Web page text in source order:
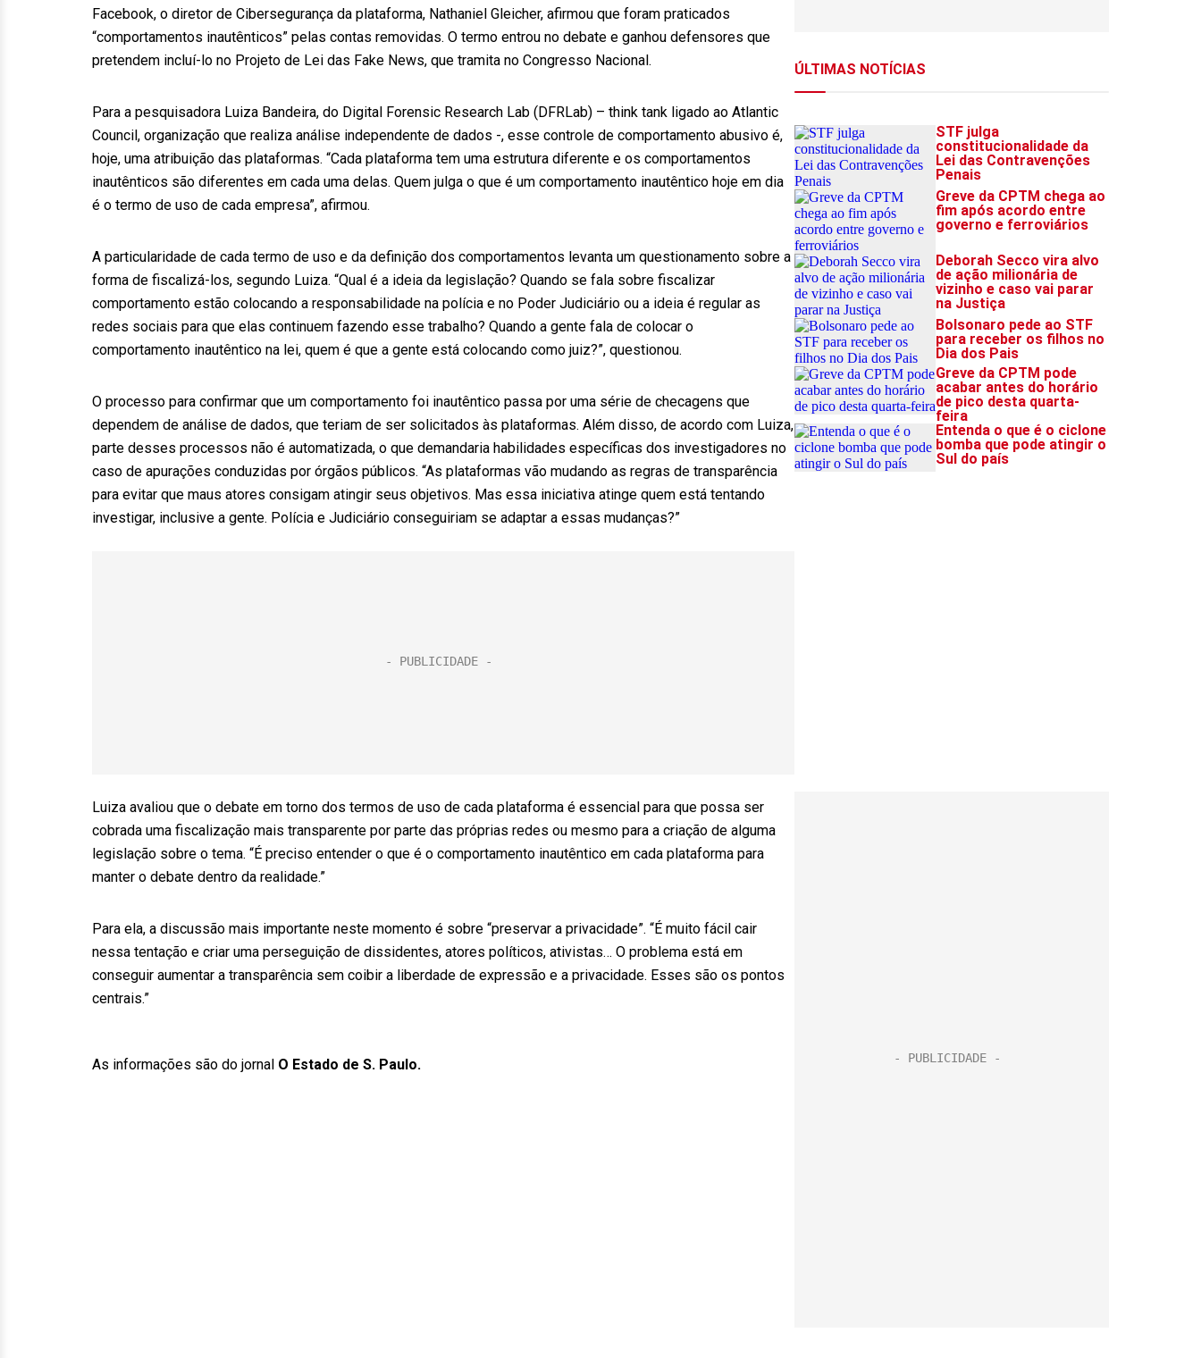
Facebook, o diretor de Cibersegurança da plataforma, Nathaniel Gleicher, afirmou que foram praticados
“comportamentos inautênticos” pelas contas removidas. O termo entrou no debate e ganhou defensores que
pretendem incluí-lo no Projeto de Lei das Fake News, que tramita no Congresso Nacional.
Para a pesquisadora Luiza Bandeira, do Digital Forensic Research Lab (DFRLab) – think tank ligado ao Atlantic
Council, organização que realiza análise independente de dados -, esse controle de comportamento abusivo é,
hoje, uma atribuição das plataformas. “Cada plataforma tem uma estrutura diferente e os comportamentos
inautênticos são diferentes em cada uma delas. Quem julga o que é um comportamento inautêntico hoje em dia
é o termo de uso de cada empresa”, afirmou.
A particularidade de cada termo de uso e da definição dos comportamentos levanta um questionamento sobre a
forma de fiscalizá-los, segundo Luiza. “Qual é a ideia da legislação? Quando se fala sobre fiscalizar
comportamento estão colocando a responsabilidade na polícia e no Poder Judiciário ou a ideia é regular as
redes sociais para que elas continuem fazendo esse trabalho? Quando a gente fala de colocar o
comportamento inautêntico na lei, quem é que a gente está colocando como juiz?”, questionou.
O processo para confirmar que um comportamento foi inautêntico passa por uma série de checagens que
dependem de análise de dados, que teriam de ser solicitados às plataformas. Além disso, de acordo com Luiza,
parte desses processos não é automatizada, o que demandaria habilidades específicas dos investigadores no
caso de apurações conduzidas por órgãos públicos. “As plataformas vão mudando as regras de transparência
para evitar que maus atores consigam atingir seus objetivos. Mas essa iniciativa atinge quem está tentando
investigar, inclusive a gente. Polícia e Judiciário conseguiriam se adaptar a essas mudanças?”
Luiza avaliou que o debate em torno dos termos de uso de cada plataforma é essencial para que possa ser
cobrada uma fiscalização mais transparente por parte das próprias redes ou mesmo para a criação de alguma
legislação sobre o tema. “É preciso entender o que é o comportamento inautêntico em cada plataforma para
manter o debate dentro da realidade.”
Para ela, a discussão mais importante neste momento é sobre “preservar a privacidade”. “É muito fácil cair
nessa tentação e criar uma perseguição de dissidentes, atores políticos, ativistas… O problema está em
conseguir aumentar a transparência sem coibir a liberdade de expressão e a privacidade. Esses são os pontos
centrais.”
As informações são do jornal O Estado de S. Paulo.